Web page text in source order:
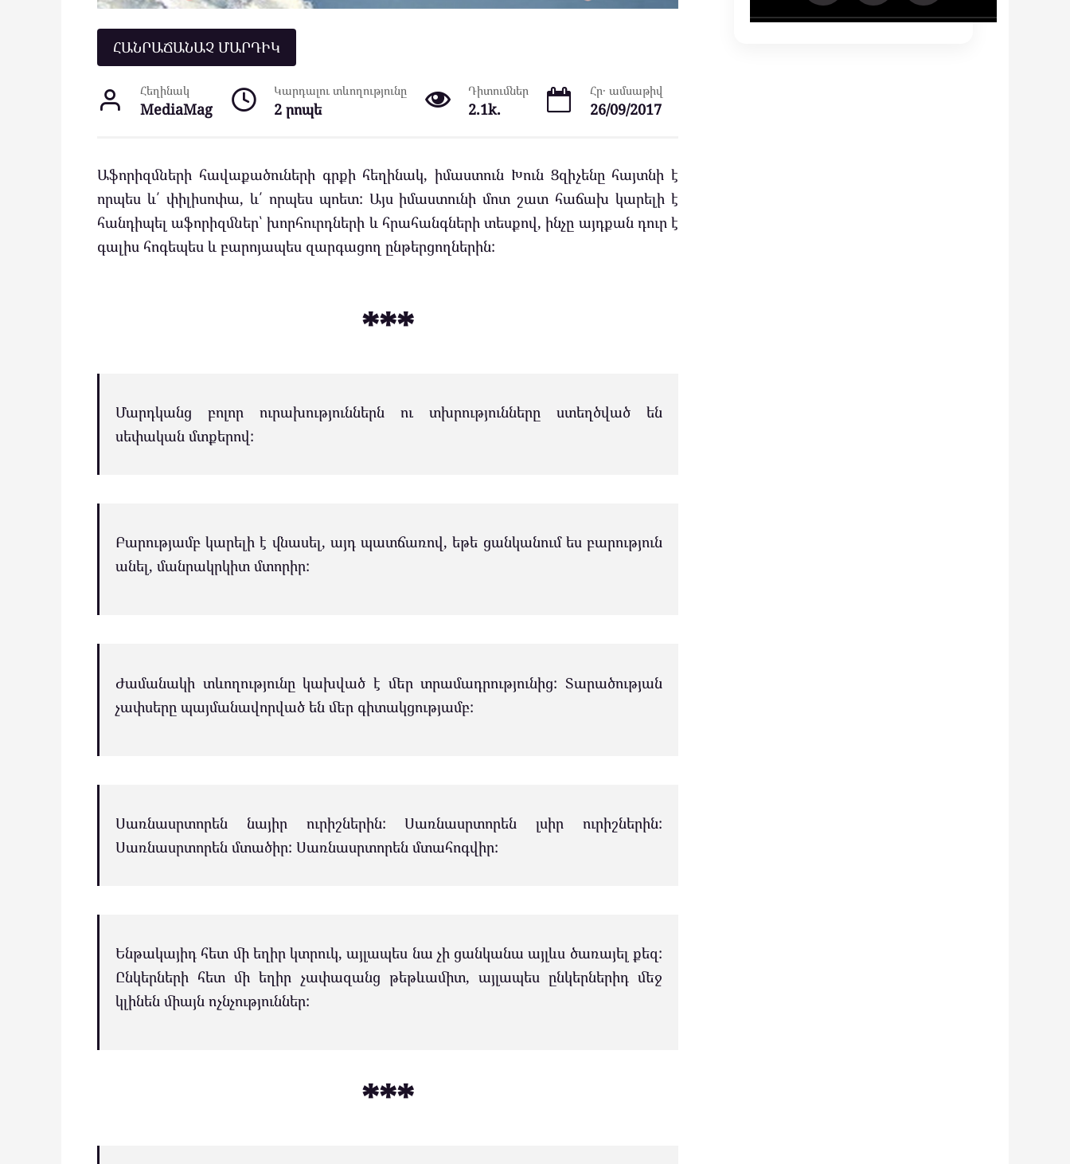
ՀԱՆՐԱՃԱՆԱՉ ՄԱՐԴԻԿ
Հեղինակ
MediaMag
Կարդալու տևողությունը
2 րոպե
Դիտումներ
2.1k.
Հր․ ամսաթիվ
26/09/2017
Աֆորիզմների հավաքածուների գրքի հեղինակ, իմաստուն Խուն Ցզիչենը հայտնի է
որպես և՛ փիլիսոփա, և՛ որպես պոետ: Այս իմաստունի մոտ շատ հաճախ կարելի է
հանդիպել աֆորիզմներ՝ խորհուրդների և հրահանգների տեսքով, ինչը այդքան դուր է
գալիս հոգեպես և բարոյապես զարգացող ընթերցողներին:
***
Մարդկանց բոլոր ուրախություններն ու տխրությունները ստեղծված են
սեփական մտքերով:
Բարությամբ կարելի է վնասել, այդ պատճառով, եթե ցանկանում ես բարություն
անել, մանրակրկիտ մտորիր:
Ժամանակի տևողությունը կախված է մեր տրամադրությունից: Տարածության
չափսերը պայմանավորված են մեր գիտակցությամբ:
Սառնասրտորեն նայիր ուրիշներին: Սառնասրտորեն լսիր ուրիշներին:
Սառնասրտորեն մտածիր: Սառնասրտորեն մտահոգվիր:
Ենթակայիդ հետ մի եղիր կտրուկ, այլապես նա չի ցանկանա այլևս ծառայել քեզ:
Ընկերների հետ մի եղիր չափազանց թեթևամիտ, այլապես ընկերներիդ մեջ
կլինեն միայն ոչնչություններ:
***